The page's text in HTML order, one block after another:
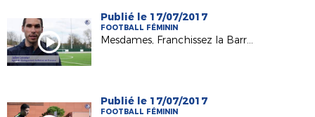
Publié le 17/07/2017
FOOTBALL FÉMININ
Mesdames, Franchissez la Barrière
Publié le 17/07/2017
FOOTBALL FÉMININ